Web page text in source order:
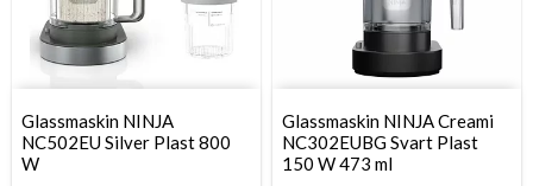
Glassmaskin NINJA
NC502EU Silver Plast 800
W
Glassmaskin NINJA Creami
NC302EUBG Svart Plast
150 W 473 ml